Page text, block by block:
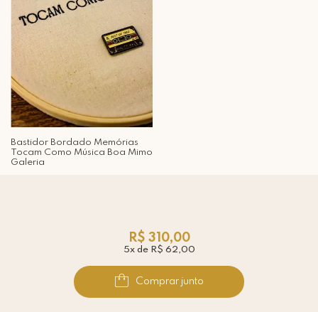
Bastidor Bordado Memórias
Tocam Como Música Boa Mimo
Galeria
R$ 310,00
5x de R$ 62,00
Comprar junto